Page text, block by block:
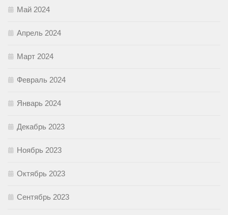
Май 2024
Апрель 2024
Март 2024
Февраль 2024
Январь 2024
Декабрь 2023
Ноябрь 2023
Октябрь 2023
Сентябрь 2023